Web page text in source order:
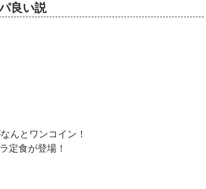
良い説
んとワンコイン！
定食が登場！